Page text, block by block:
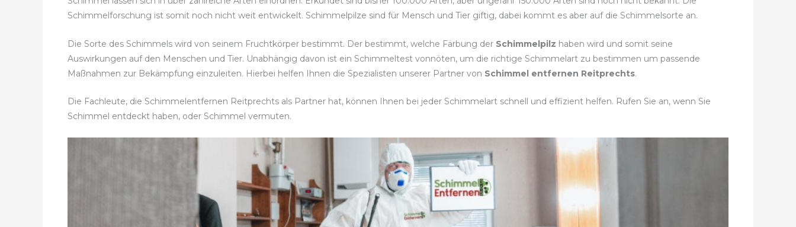
Schimmelforschung ist somit noch nicht weit entwickelt. Schimmelpilze sind für Mensch und Tier giftig, dabei kommt es aber auf die Schimmelsorte an.
Die Sorte des Schimmels wird von seinem Fruchtkörper bestimmt. Der bestimmt, welche Färbung der Schimmelpilz haben wird und somit seine
Auswirkungen auf den Menschen und Tier. Unabhängig davon ist ein Schimmeltest vonnöten, um die richtige Schimmelart zu bestimmen um passende
Maßnahmen zur Bekämpfung einzuleiten. Hierbei helfen Ihnen die Spezialisten unserer Partner von Schimmel entfernen Reitprechts.
Die Fachleute, die Schimmelentfernen Reitprechts als Partner hat, können Ihnen bei jeder Schimmelart schnell und effizient helfen. Rufen Sie an, wenn Sie
Schimmel entdeckt haben, oder Schimmel vermuten.